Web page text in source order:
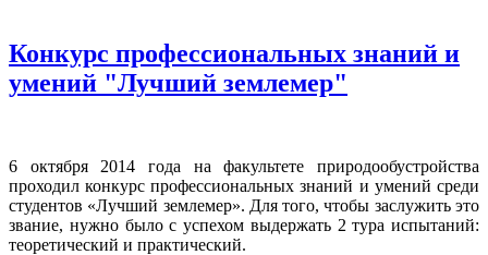
Конкурс профессиональных знаний и
умений "Лучший землемер"
6 октября 2014 года на факультете природообустройства
проходил конкурс профессиональных знаний и умений среди
студентов «Лучший землемер». Для того, чтобы заслужить это
звание, нужно было с успехом выдержать 2 тура испытаний:
теоретический и практический.